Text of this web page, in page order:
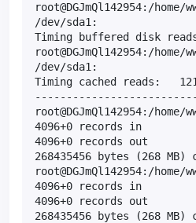
root@DGJmQl142954:/
/dev/sda1:
Timing buffered disk
root@DGJmQl142954:/
/dev/sda1:
Timing cached reads:
root@DGJmQl142954:/
4096+0 records in
4096+0 records out
268435456 bytes (268
root@DGJmQl142954:/
4096+0 records in
4096+0 records out
268435456 bytes (268